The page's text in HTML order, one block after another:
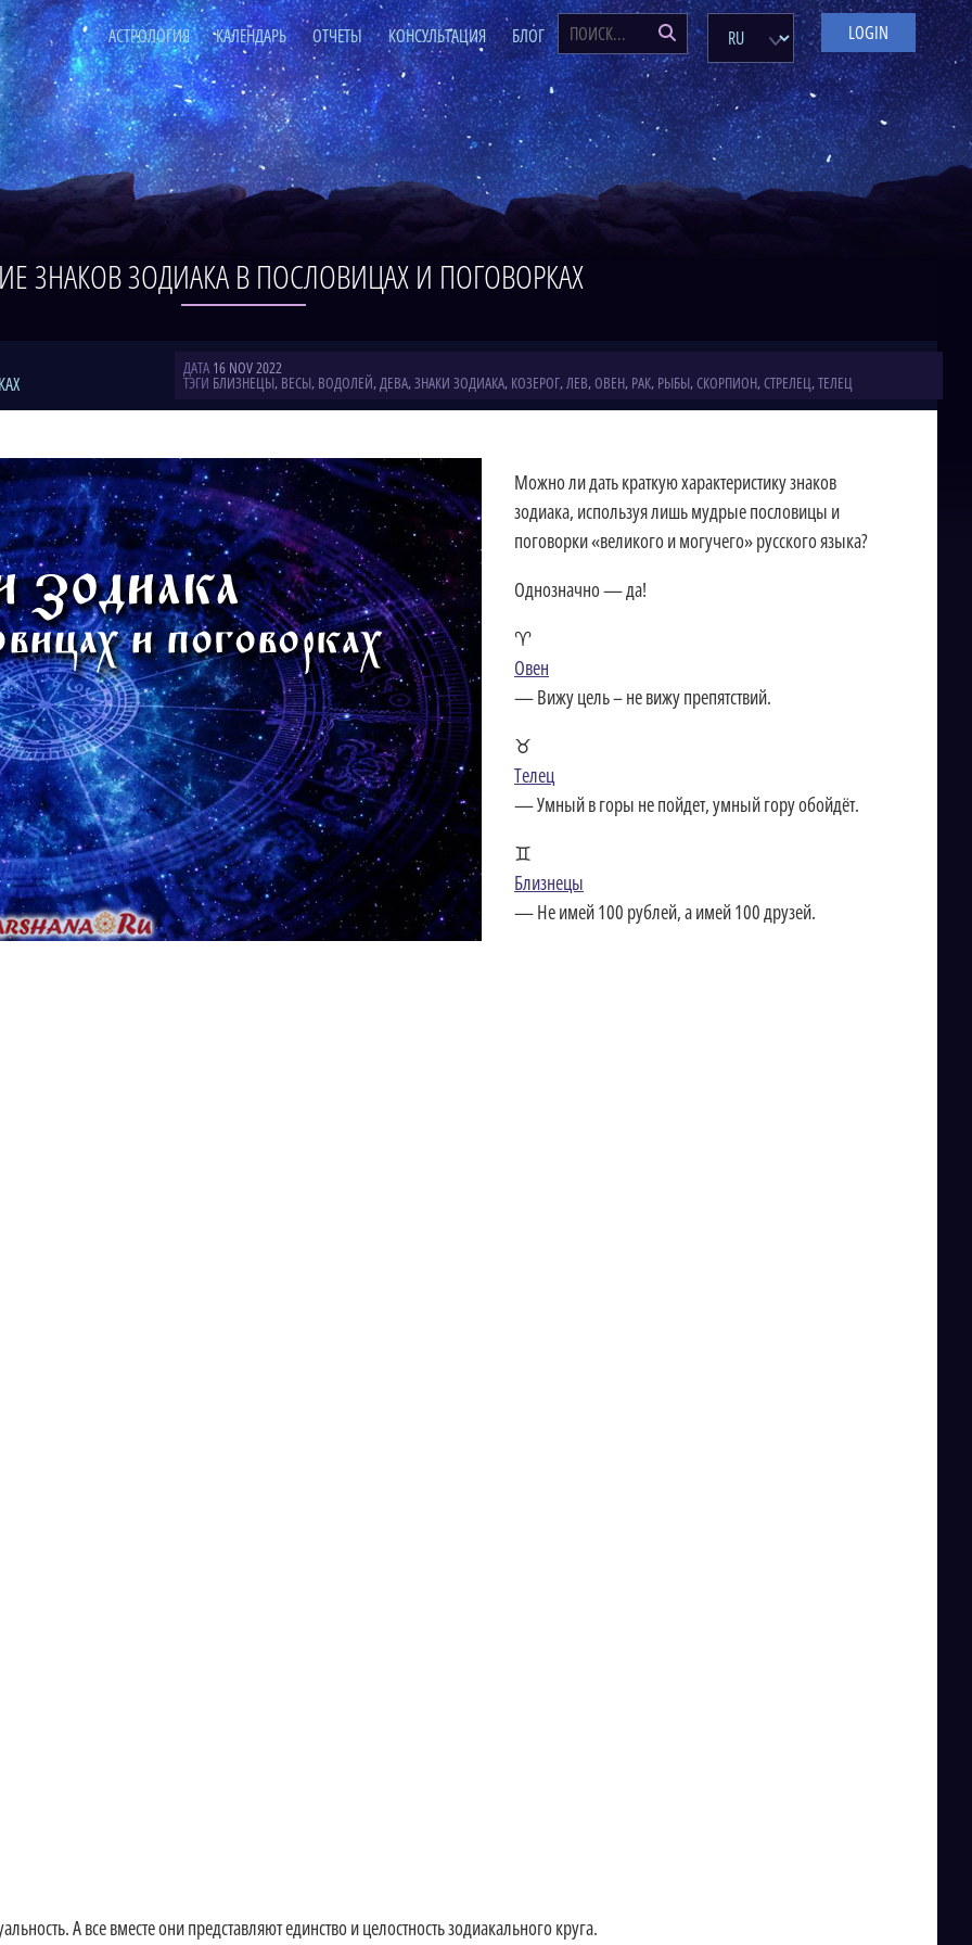
АСТРОЛОГИЯ КАЛЕНДАРЬ ОТЧЕТЫ КОНСУЛЬТАЦИЯ БЛОГ LOGIN
ЗНАКОВ ЗОДИАКА В ПОСЛОВИЦАХ И ПОГОВОРКАХ
ДАТА 16 NOV 2022
ТЭГИ БЛИЗНЕЦЫ, ВЕСЫ, ВОДОЛЕЙ,ДЕВА,ЗНАКИ ЗОДИАКА, КОЗЕРОГ,ЛЕВ,ОВЕН, РАК, РЫБЫ,СКОРПИОН,СТРЕЛЕЦ,ТЕЛЕЦ
Можно ли дать краткую характеристику знаков
зодиака, используя лишь мудрые пословицы и
поговорки «великого и могучего» русского языка?
Однозначно — да!
♈
Овен
— Вижу цель – не вижу препятствий.
♉
Телец
— Умный в горы не пойдет, умный гору обойдёт.
♊
Близнецы
— Не имей 100 рублей, а имей 100 друзей.
А все вместе они представляют единство и целостность зодиакального круга.